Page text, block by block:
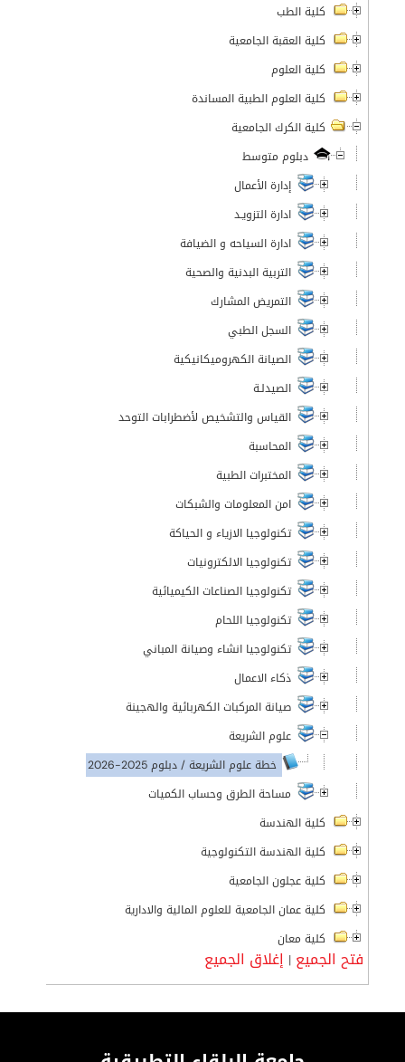
كلية الطب
كلية العقبة الجامعية
كلية العلوم
كلية العلوم الطبية المساندة
كلية الكرك الجامعية
دبلوم متوسط
إدارة الأعمال
ادارة التزويـد
ادارة السياحه و الضيافة
التربية البدنية والصحية
التمريض المشارك
السجل الطبي
الصيانة الكهروميكانيكية
الصيدلـة
القياس والتشخيص لأضطرابات التوحد
المحاسبة
المختبرات الطبية
امن المعلومات والشبكات
تكنولوجيا الازياء و الحياكة
تكنولوجيا الالكترونيات
تكنولوجيا الصناعات الكيميائية
تكنولوجيا اللحام
تكنولوجيا انشاء وصيانة المباني
ذكاء الاعمال
صيانة المركبات الكهربائية والهجينة
علوم الشريعة
خطة علوم الشريعة / دبلوم 2025-2026
مساحة الطرق وحساب الكميات
كلية الهندسة
كلية الهندسة التكنولوجية
كلية عجلون الجامعية
كلية عمان الجامعية للعلوم المالية والادارية
كلية معان
فتح الجميع | إغلاق الجميع